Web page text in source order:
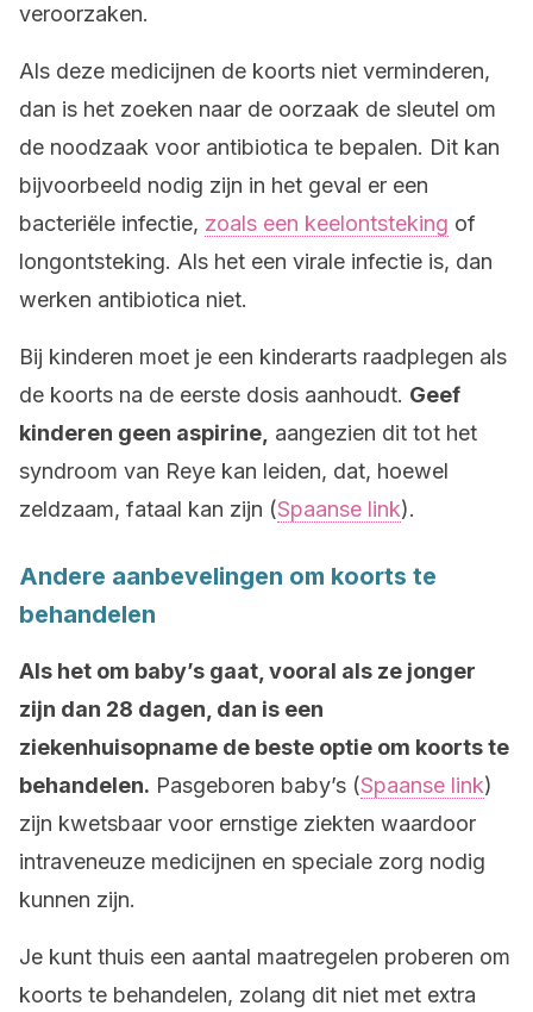
veroorzaken.
Als deze medicijnen de koorts niet verminderen,
dan is het zoeken naar de oorzaak de sleutel om
de noodzaak voor antibiotica te bepalen. Dit kan
bijvoorbeeld nodig zijn in het geval er een
bacteriële infectie, zoals een keelontsteking of
longontsteking. Als het een virale infectie is, dan
werken antibiotica niet.
Bij kinderen moet je een kinderarts raadplegen als
de koorts na de eerste dosis aanhoudt. Geef
kinderen geen aspirine, aangezien dit tot het
syndroom van Reye kan leiden, dat, hoewel
zeldzaam, fataal kan zijn (Spaanse link).
Andere aanbevelingen om koorts te
behandelen
Als het om baby’s gaat, vooral als ze jonger
zijn dan 28 dagen, dan is een
ziekenhuisopname de beste optie om koorts te
behandelen. Pasgeboren baby’s (Spaanse link)
zijn kwetsbaar voor ernstige ziekten waardoor
intraveneuze medicijnen en speciale zorg nodig
kunnen zijn.
Je kunt thuis een aantal maatregelen proberen om
koorts te behandelen, zolang dit niet met extra